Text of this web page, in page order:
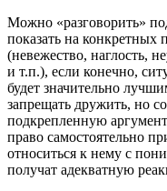
Можно «разговорить»
показать на конкретных
(невежество, наглость,
и т.п.), если конечно,
будет значительно
запрещать дружить, но
подкрепленную
право самостоятельно
относиться к нему с
получат адекватную